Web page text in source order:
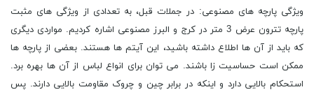
ویژگی پارچه های مصنوعی: در جملات قبل، به تعدادی از ویژگی های مثبت
پارچه تترون عرض 3 متر در کرج و البرز مصنوعی اشاره کردیم. مواردی دیگری
که باید از آن ها اطلاع داشته باشید، این آیتم ها هستند. بعضی از پارچه ها
ممکن است حساسیت زا باشند. می توان برای انواع لباس از آن ها بهره برد.
استحکام بالایی دارد و اینکه در برابر چین و چروک مقاومت بالایی دارند. پس